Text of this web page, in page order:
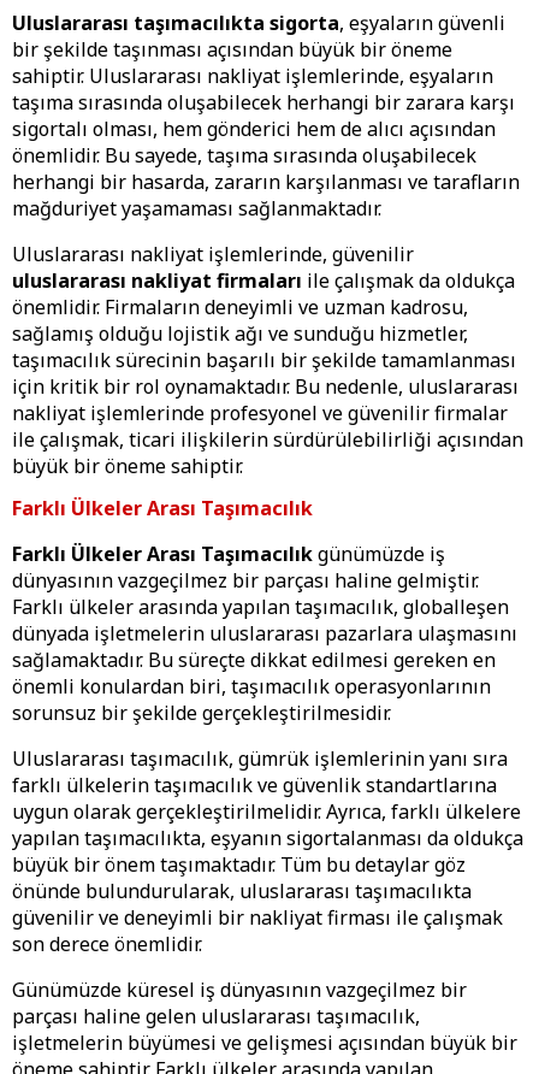
Uluslararası taşımacılıkta sigorta, eşyaların güvenli
bir şekilde taşınması açısından büyük bir öneme
sahiptir. Uluslararası nakliyat işlemlerinde, eşyaların
taşıma sırasında oluşabilecek herhangi bir zarara karşı
sigortalı olması, hem gönderici hem de alıcı açısından
önemlidir. Bu sayede, taşıma sırasında oluşabilecek
herhangi bir hasarda, zararın karşılanması ve tarafların
mağduriyet yaşamaması sağlanmaktadır.
Uluslararası nakliyat işlemlerinde, güvenilir
uluslararası nakliyat firmaları ile çalışmak da oldukça
önemlidir. Firmaların deneyimli ve uzman kadrosu,
sağlamış olduğu lojistik ağı ve sunduğu hizmetler,
taşımacılık sürecinin başarılı bir şekilde tamamlanması
için kritik bir rol oynamaktadır. Bu nedenle, uluslararası
nakliyat işlemlerinde profesyonel ve güvenilir firmalar
ile çalışmak, ticari ilişkilerin sürdürülebilirliği açısından
büyük bir öneme sahiptir.
Farklı Ülkeler Arası Taşımacılık
Farklı Ülkeler Arası Taşımacılıkgünümüzde iş
dünyasının vazgeçilmez bir parçası haline gelmiştir.
Farklı ülkeler arasında yapılan taşımacılık, globalleşen
dünyada işletmelerin uluslararası pazarlara ulaşmasını
sağlamaktadır. Bu süreçte dikkat edilmesi gereken en
önemli konulardan biri, taşımacılık operasyonlarının
sorunsuz bir şekilde gerçekleştirilmesidir.
Uluslararası taşımacılık, gümrük işlemlerinin yanı sıra
farklı ülkelerin taşımacılık ve güvenlik standartlarına
uygun olarak gerçekleştirilmelidir. Ayrıca, farklı ülkelere
yapılan taşımacılıkta, eşyanın sigortalanması da oldukça
büyük bir önem taşımaktadır. Tüm bu detaylar göz
önünde bulundurularak, uluslararası taşımacılıkta
güvenilir ve deneyimli bir nakliyat firması ile çalışmak
son derece önemlidir.
Günümüzde küresel iş dünyasının vazgeçilmez bir
parçası haline gelen uluslararası taşımacılık,
işletmelerin büyümesi ve gelişmesi açısından büyük bir